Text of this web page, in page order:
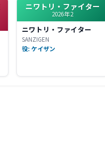
ニワトリ・ファイター
2026年2
ニワトリ・ファイター
SANZIGEN
役: ケイザン